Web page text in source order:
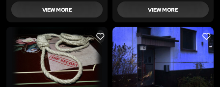
VIEW MORE VIEW MORE
LIKE LIKE